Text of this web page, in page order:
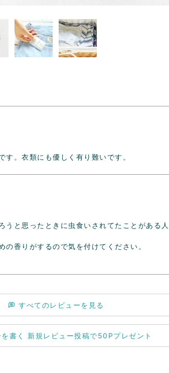
。衣類にも優しく有り難いです。
うと思ったときに虫食いされてたことがある
香りがするので気を付けてください。
すべてのレビューを見る
書く